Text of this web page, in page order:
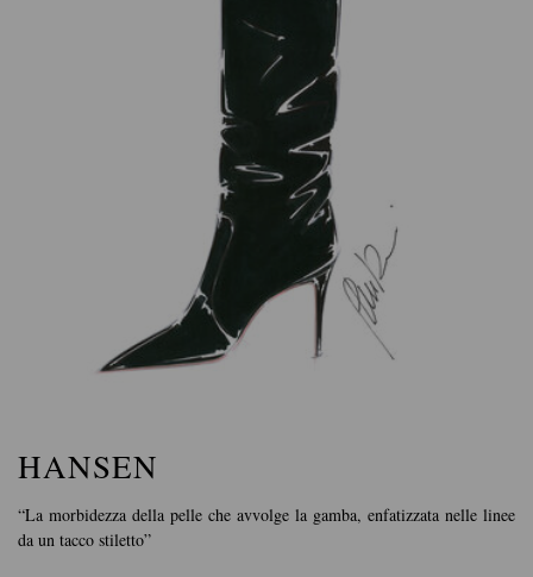
HANSEN
“La morbidezza della pelle che avvolge la gamba, enfatizzata nelle linee
da un tacco stiletto”